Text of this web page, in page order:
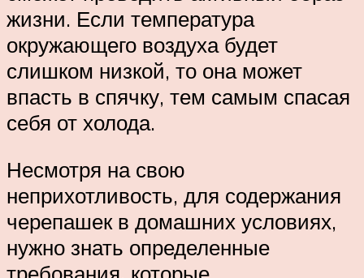
жизни. Если температура
окружающего воздуха будет
слишком низкой, то она может
впасть в спячку, тем самым спасая
себя от холода.
Несмотря на свою
неприхотливость, для содержания
черепашек в домашних условиях,
нужно знать определенные